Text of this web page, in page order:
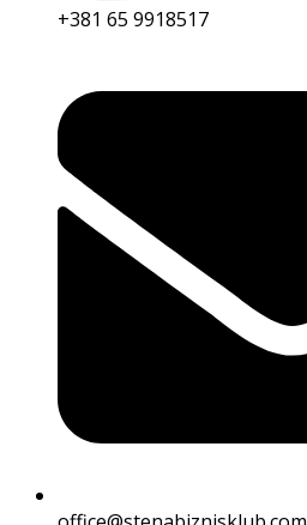
+381 65 9918517